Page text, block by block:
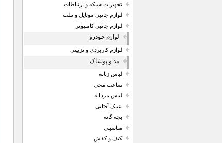
تجهیزات شبکه و ارتباطات
لوازم جانبی موبایل و تبلت
لوازم جانبی کامپیوتر
لوازم خودرو
لوازم کاربردی و تزیینی
مد و پوشاک
لباس زنانه
ساعت مچی
لباس مردانه
عینک آفتابی
بچه گانه
مناسبتی
کیف و کفش